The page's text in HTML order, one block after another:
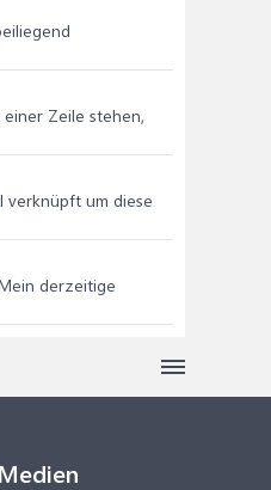
Zeile stehen,
verknüpft um diese
derzeitige